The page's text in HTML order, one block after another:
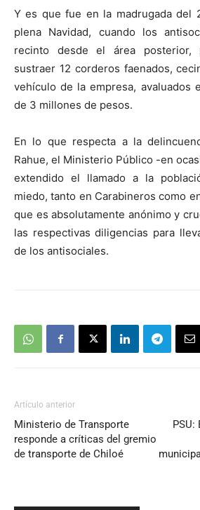
Y es que fue en la madrugada del
plena Navidad, cuando los
recinto desde el área posterior,
sustraer 12 corderos faenados,
vehículo de la empresa, avaluados
de 3 millones de pesos.
En lo que respecta a la
Rahue, el Ministerio Público -en
extendido el llamado a la
miedo, tanto en Carabineros como
que es absolutamente anónimo y
las respectivas diligencias para
de los antisociales.
Artículo anterior
Ministerio de Transporte
responde a críticas del gremio
de transporte de Chiloé
PSU: